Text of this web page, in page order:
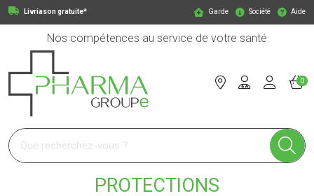
Livriason gratuite* Garde Société Aide
Nos compétences au service de votre santé
Pharmagroupe Votre pharmacie en ligne à votre service
0
PROTECTIONS